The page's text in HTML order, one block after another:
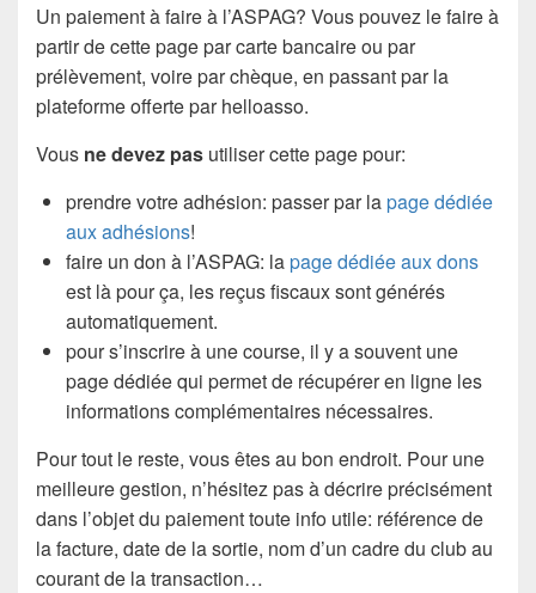
Un paiement à faire à l’ASPAG? Vous pouvez le faire à
partir de cette page par carte bancaire ou par
prélèvement, voire par chèque, en passant par la
plateforme offerte par helloasso.
Vous ne devez pas utiliser cette page pour:
prendre votre adhésion: passer par lapage dédiée
aux adhésions!
faire un don à l’ASPAG: lapage dédiée aux dons
est là pour ça, les reçus fiscaux sont générés
automatiquement.
pour s’inscrire à une course, il y a souvent une
page dédiée qui permet de récupérer en ligne les
informations complémentaires nécessaires.
Pour tout le reste, vous êtes au bon endroit. Pour une
meilleure gestion, n’hésitez pas à décrire précisément
dans l’objet du paiement toute info utile: référence de
la facture, date de la sortie, nom d’un cadre du club au
courant de la transaction…